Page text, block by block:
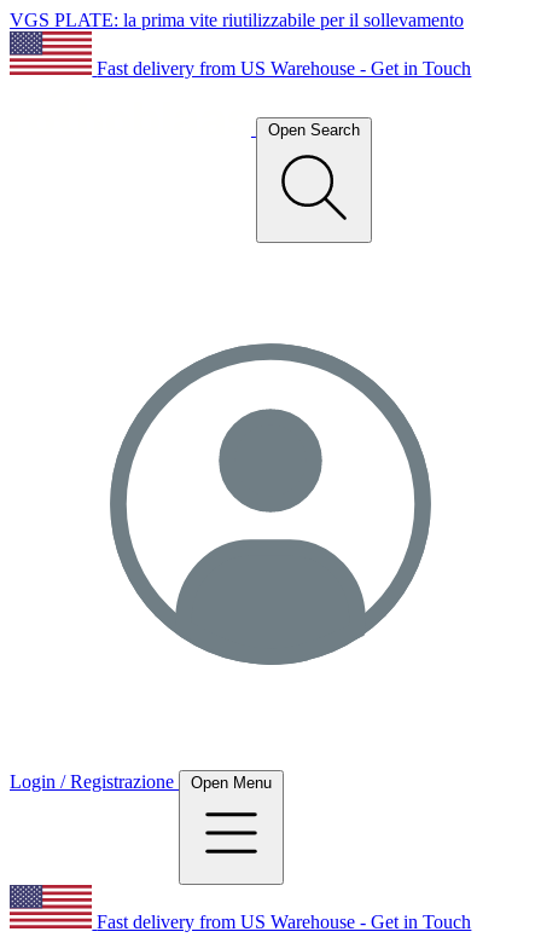
VGS PLATE: la prima vite riutilizzabile per il sollevamento
Fast delivery from US Warehouse - Get in Touch
Open Search
Login / Registrazione Open Menu
Fast delivery from US Warehouse - Get in Touch